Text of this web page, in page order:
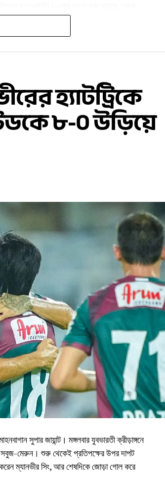
হাসিমুখে জানান, সেটি ছিল তাঁর ছোট ছেলের
হ্যাটট্রিকে
৮-০ উড়িয়ে
সুপার জায়ান্ট। মঙ্গলবার যুবভারতী ক্রীড়াঙ্গনে
সবুজ-মেরুন। শুরু থেকেই প্রতিপক্ষের উপর দাপট
করেন ম্যানভীর সিং, আর শেষদিকে জোড়া গোল করে